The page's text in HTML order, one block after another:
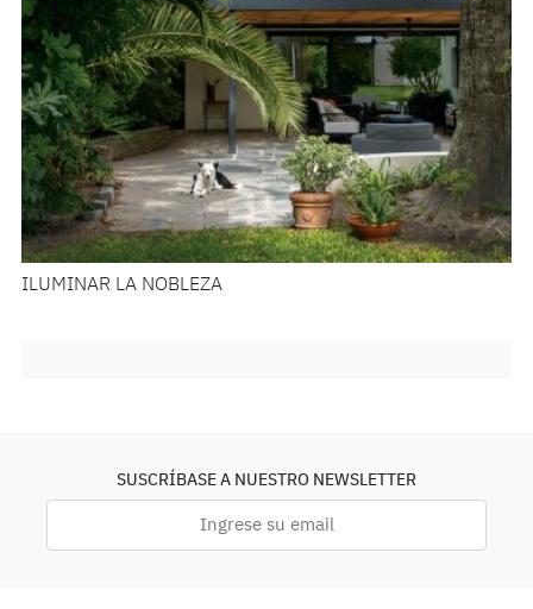
ILUMINAR LA NOBLEZA
SUSCRÍBASE A NUESTRO NEWSLETTER